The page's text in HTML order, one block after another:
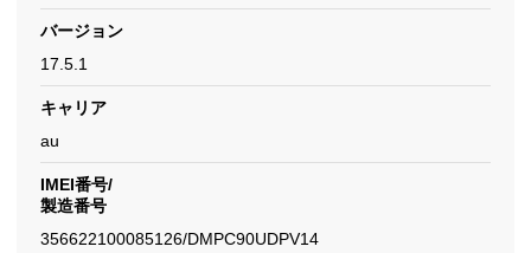
バージョン
17.5.1
キャリア
au
IMEI番号/
製造番号
356622100085126/DMPC90UDPV14